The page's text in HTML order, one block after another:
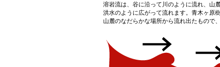
溶岩流は、谷に沿って川のように流れ、山
洪水のように広がって流れます。青木ヶ原
山麓のなだらかな場所から流れ出たもので